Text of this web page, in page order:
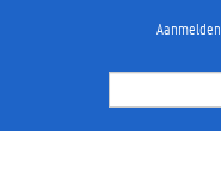
Zoek
Aanmelden